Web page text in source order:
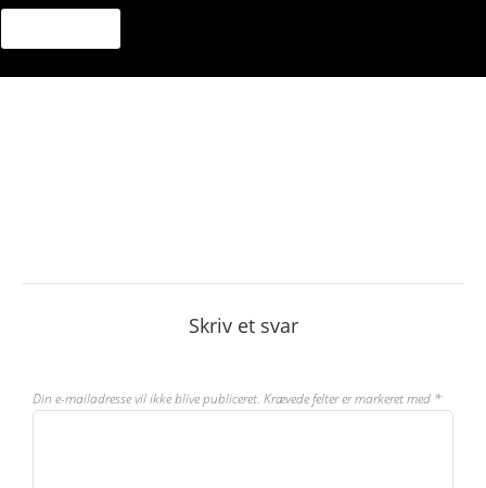
Skriv et svar
Din e-mailadresse vil ikke blive publiceret. Krævede felter er markeret med *